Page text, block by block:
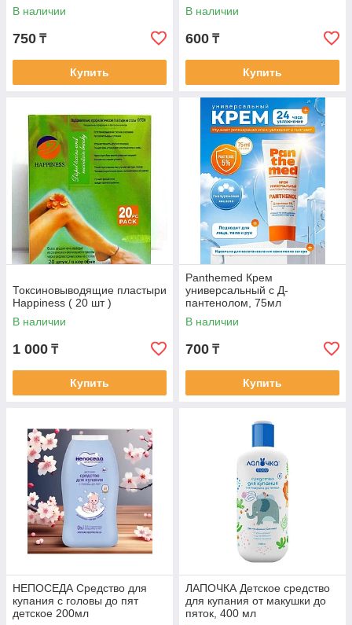
В наличии
750 ₸
Купить
В наличии
600 ₸
Купить
Токсиновыводящие пластыри
Happiness ( 20 шт )
В наличии
1 000 ₸
Купить
Panthemed Крем
универсальный с Д-
пантенолом, 75мл
В наличии
700 ₸
Купить
НЕПОСЕДА Средство для
купания с головы до пят
детское 200мл
ЛАПОЧКА Детское средство
для купания от макушки до
пяток, 400 мл